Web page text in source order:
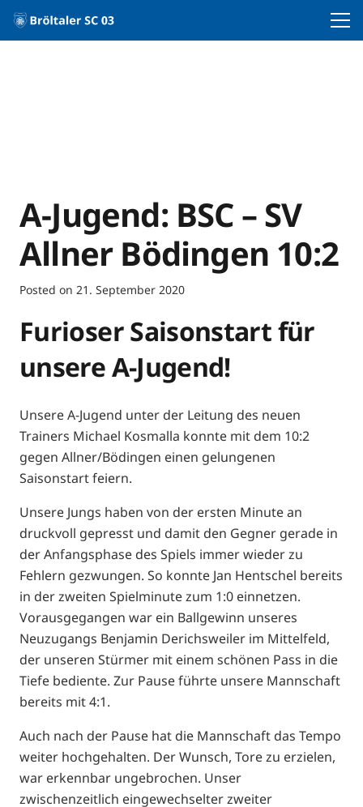
A-Jugend: BSC – SV
Allner Bödingen 10:2
Posted on 21. September 2020
Furioser Saisonstart für
unsere A-Jugend!
Unsere A-Jugend unter der Leitung des neuen
Trainers Michael Kosmalla konnte mit dem 10:2
gegen Allner/Bödingen einen gelungenen
Saisonstart feiern.
Unsere Jungs haben von der ersten Minute an
druckvoll gepresst und damit den Gegner gerade in
der Anfangsphase des Spiels immer wieder zu
Fehlern gezwungen. So konnte Jan Hentschel bereits
in der zweiten Spielminute zum 1:0 einnetzen.
Vorausgegangen war ein Ballgewinn unseres
Neuzugangs Benjamin Derichsweiler im Mittelfeld,
der unseren Stürmer mit einem schönen Pass in die
Tiefe bediente. Zur Pause führte unsere Mannschaft
bereits mit 4:1.
Auch nach der Pause hat die Mannschaft das Tempo
weiter hochgehalten. Der Wunsch, Tore zu erzielen,
war erkennbar ungebrochen. Unser
zwischenzeitlich eingewechselter zweiter